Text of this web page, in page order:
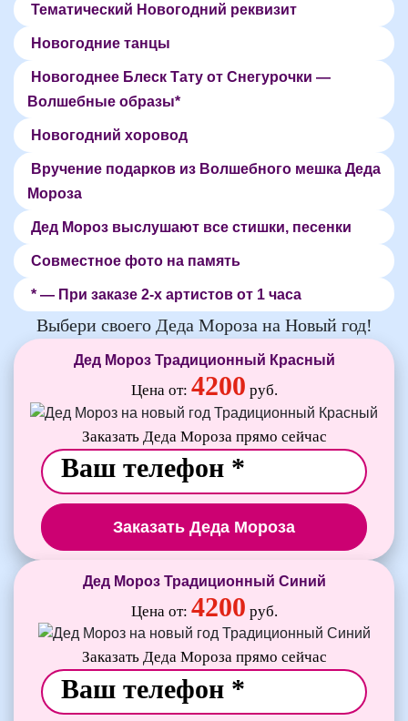
Тематический Новогодний реквизит
Новогодние танцы
Новогоднее Блеск Тату от Снегурочки —
Волшебные образы*
Новогодний хоровод
Вручение подарков из Волшебного мешка Деда
Мороза
Дед Мороз выслушают все стишки, песенки
Совместное фото на память
* — При заказе 2-х артистов от 1 часа
Выбери своего Деда Мороза на Новый год!
Дед Мороз Традиционный Красный
Цена от: 4200 руб.
Заказать Деда Мороза прямо сейчас
Заказать Деда Мороза
Дед Мороз Традиционный Синий
Цена от: 4200 руб.
Заказать Деда Мороза прямо сейчас